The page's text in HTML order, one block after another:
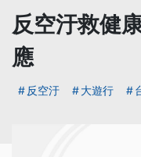
反空汙救健
應
反空汙 大遊行